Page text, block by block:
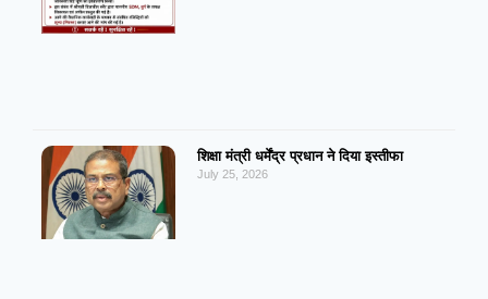
शिक्षा मंत्री धर्मेंद्र प्रधान ने दिया इस्तीफा
July 25, 2026